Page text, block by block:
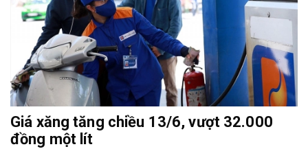
Giá xăng tăng chiều 13/6, vượt 32.000
đồng một lít